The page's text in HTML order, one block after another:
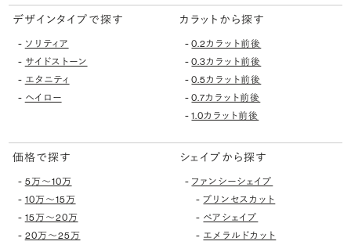
デザインタイプで探す
- ソリティア
- サイドストーン
- エタニティ
- ヘイロー
カラットから探す
-0.2カラット前後
-0.3カラット前後
-0.5カラット前後
-0.7カラット前後
-1.0カラット前後
価格で探す
- 5万〜10万
- 10万〜15万
- 15万〜20万
- 20万〜25万
シェイプから探す
- ファンシーシェイプ
-プリンセスカット
- ペアシェイプ
- エメラルドカット